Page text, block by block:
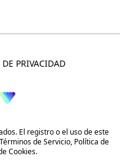
DE PRIVACIDAD
El registro o el uso de este
Términos de Servicio, Política de
Cookies.